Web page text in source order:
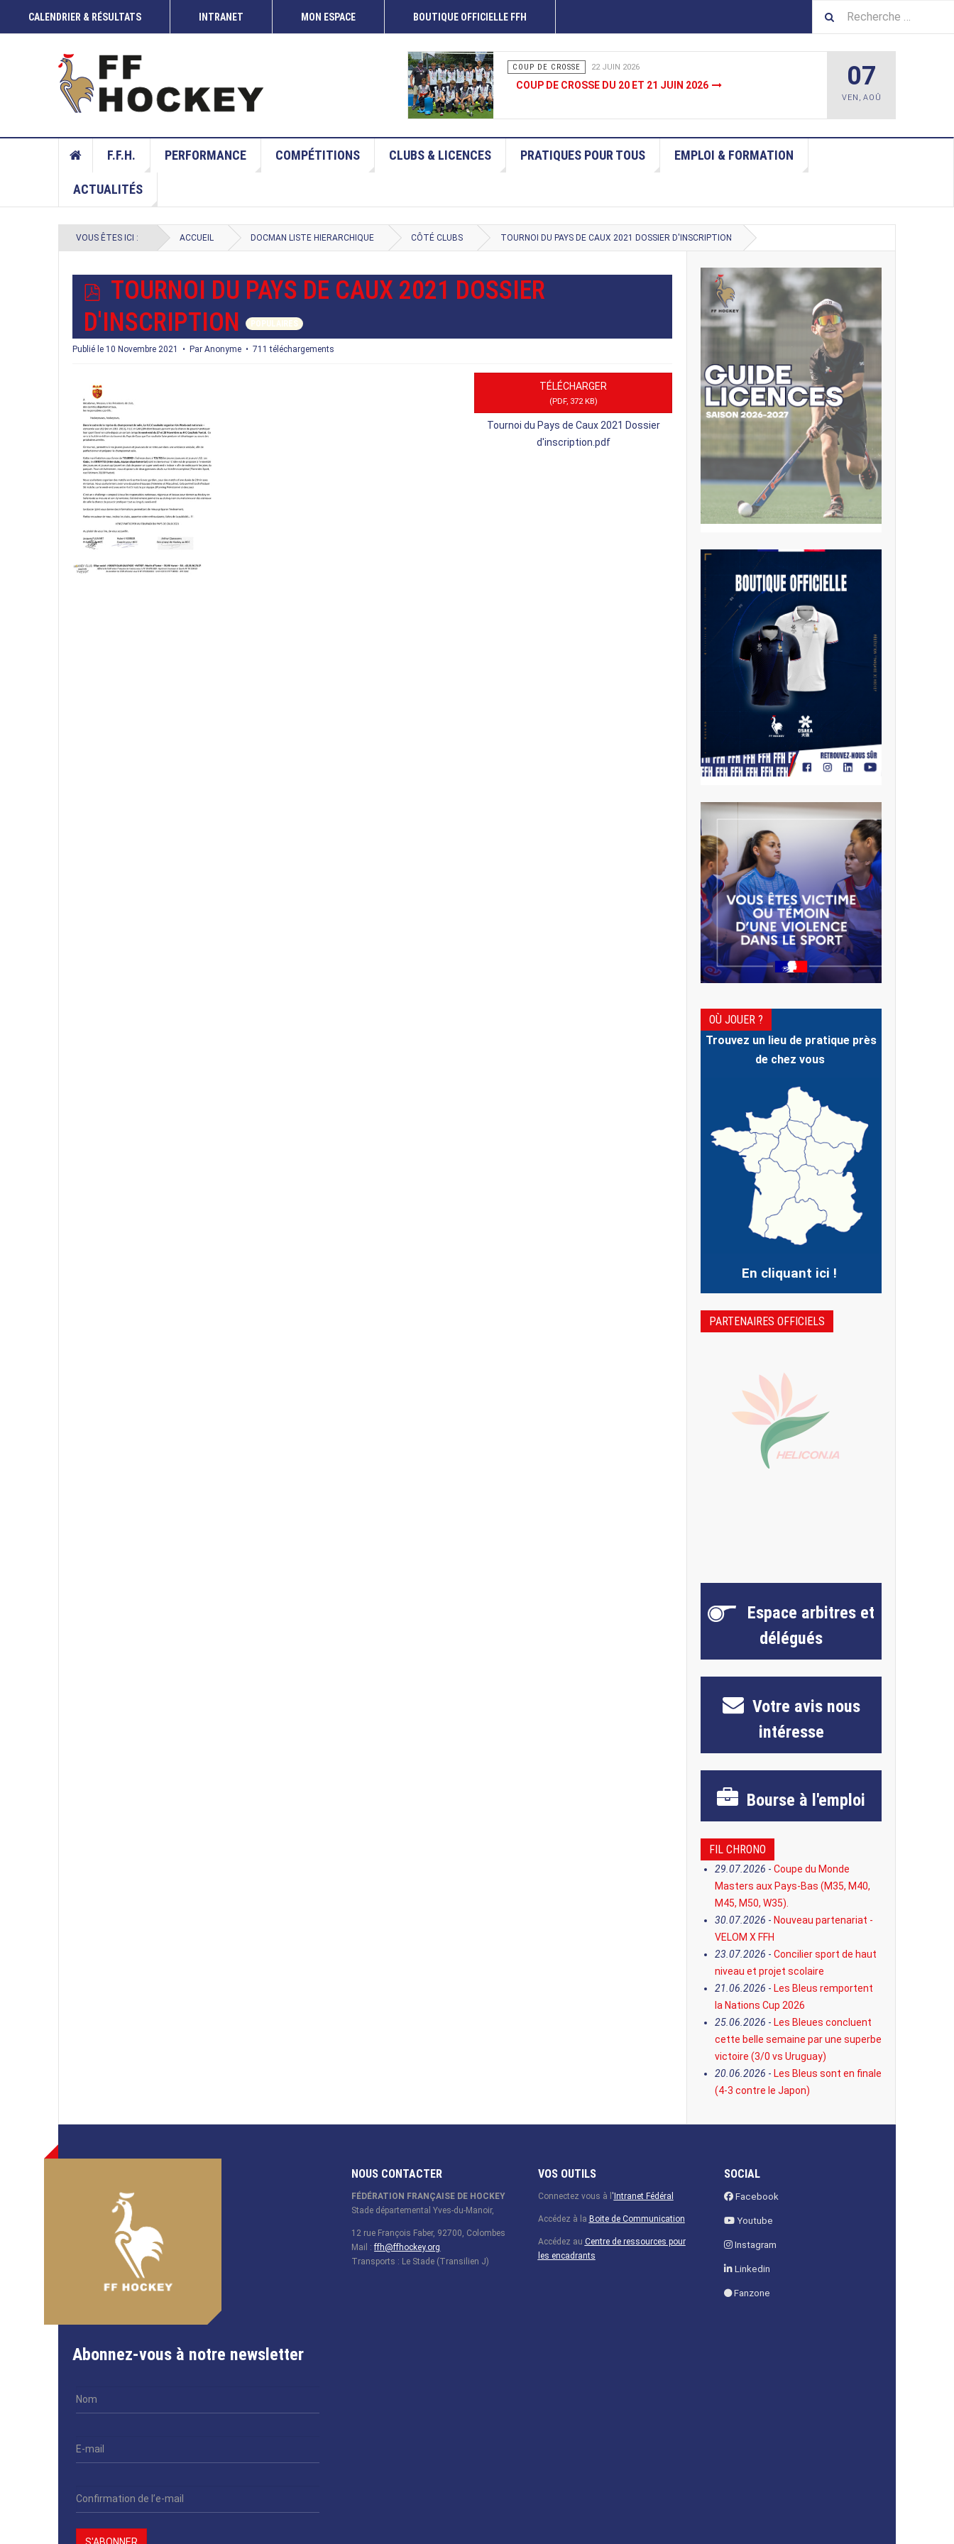
CALENDRIER & RÉSULTATS INTRANET MON ESPACE BOUTIQUE OFFICIELLE FFH
COUP DE CROSSE
COUP DE CROSSE DU 20 ET 21 JUIN 2026
COUP DE CROSSE 15 JUIN 2026
COUP DE CROSSE 13-14 JUIN 07
VEN , AOÛ
F.F.H. PERFORMANCE COMPÉTITIONS CLUBS & LICENCES PRATIQUES POUR TOUS EMPLOI & FORMATION
ACTUALITÉS
VOUS ÊTES ICI : ACCUEIL DOCMAN LISTE HIERARCHIQUE CÔTÉ CLUBS TOURNOI DU PAYS DE CAUX 2021 DOSSIER D'INSCRIPTION
P
D
F
TOURNOI DU PAYS DE CAUX 2021 DOSSIER
D'INSCRIPTION
POPULAIRES
Publié le 10 Novembre 2021 Par Anonyme 711 téléchargements
TÉLÉCHARGER
(PDF, 372 KB)
Tournoi du Pays de Caux 2021 Dossier
d'inscription.pdf
OÙ JOUER ?
Trouvez un lieu de pratique près
de chez vous
En cliquant ici !
PARTENAIRES OFFICIELS
Espace arbitres et
délégués
Votre avis nous
intéresse
Bourse à l'emploi
FIL CHRONO
29.07.2026 - Coupe du Monde
Masters aux Pays-Bas (M35, M40,
M45, M50, W35).
30.07.2026 - Nouveau partenariat -
VELOM X FFH
23.07.2026 - Concilier sport de haut
niveau et projet scolaire
21.06.2026 - Les Bleus remportent
la Nations Cup 2026
25.06.2026 - Les Bleues concluent
cette belle semaine par une superbe
victoire (3/0 vs Uruguay)
20.06.2026 - Les Bleus sont en finale
(4-3 contre le Japon)
Abonnez-vous à notre newsletter
NOUS CONTACTER
FÉDÉRATION FRANÇAISE DE HOCKEY
Stade départemental Yves-du-Manoir,
12 rue François Faber, 92700, Colombes
Mail :ffh@ffhockey.org
Transports : Le Stade (Transilien J)
VOS OUTILS
Connectez vous à l 'Intranet Fédéral
Accédez à la Boite de Communication
Accédez au Centre de ressources pour
les encadrants
SOCIAL
Facebook
Youtube
Instagram
Linkedin
Fanzone